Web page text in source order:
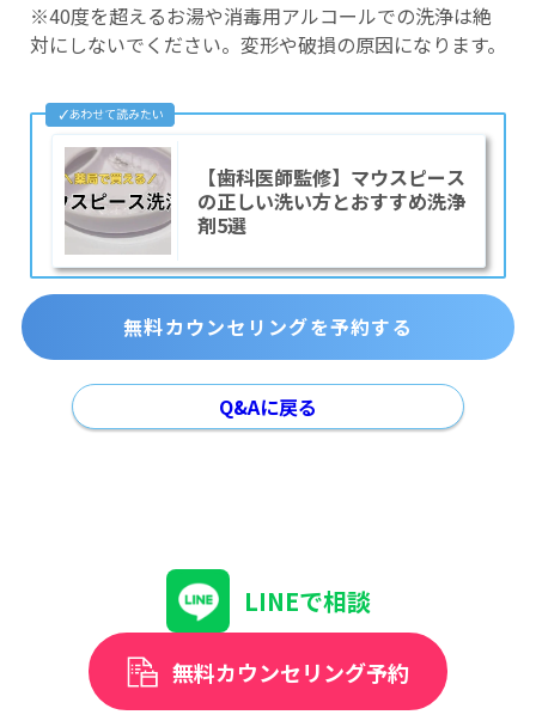
※40度を超えるお湯や消毒用アルコールでの洗浄は絶
対にしないでください。変形や破損の原因になります。
【歯科医師監修】マウスピース
の正しい洗い方とおすすめ洗浄
剤5選
無料カウンセリングを予約する
Q&Aに戻る
LINEで相談
無料カウンセリング予約